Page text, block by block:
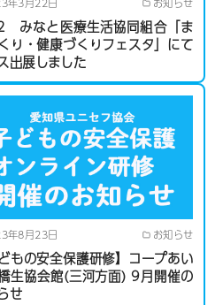
みなと医療生活協同組合「ま
り・健康づくりフェスタ」にて
出展しました
年8月23日 お知らせ
どもの安全保護研修】コープあい
生協会館(三河方面) 9月開催の
せ